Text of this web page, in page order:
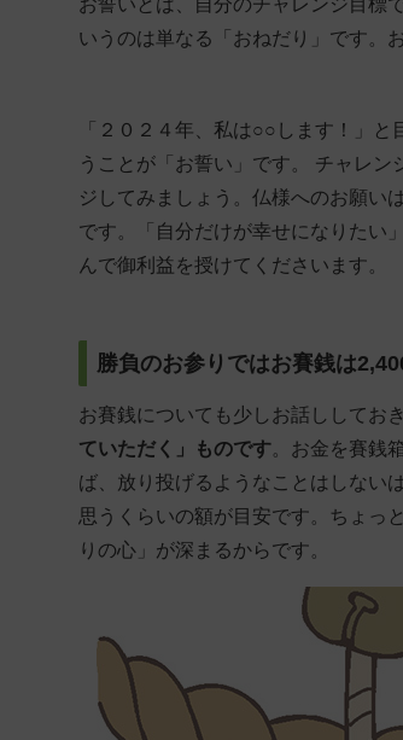
いうのは単なる「おねだり」です。
「２０２４年、私は○○します！」
うことが「お誓い」です。 チャレ
ジしてみましょう。仏様へのお願い
です。「自分だけが幸せになりたい
んで御利益を授けてくださいます。
勝負のお参りではお賽銭は
お賽銭についても少しお話ししてお
ていただく」ものです。お金を賽銭
ば、放り投げるようなことはしない
思うくらいの額が目安です。ちょっ
りの心」が深まるからです。